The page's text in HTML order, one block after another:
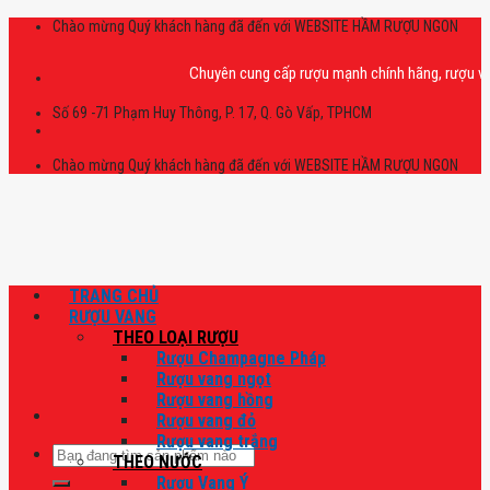
Skip
Chào mừng Quý khách hàng đã đến với WEBSITE HẦM RƯỢU NGON
Chuyên cung cấp rượu mạnh chính hãng, rượu
Số 69 -71 Phạm Huy Thông, P. 17, Q. Gò Vấp, TPHCM
Chào mừng Quý khách hàng đã đến với WEBSITE HẦM RƯỢU NGON
Tìm
kiếm:
TRANG CHỦ
RƯỢU VANG
THEO LOẠI RƯỢU
Rượu Champagne Pháp
Rượu vang ngọt
Rượu vang hồng
Rượu vang đỏ
Rượu vang trắng
THEO NƯỚC
Rượu Vang Ý